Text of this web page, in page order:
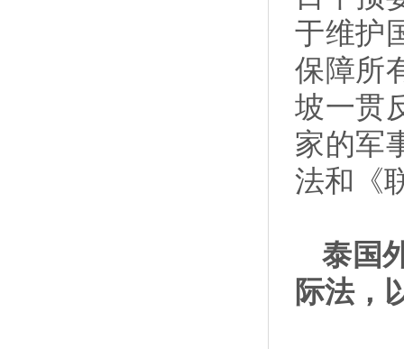
于维护
保障所
坡一贯
家的军
法和《
泰国
际法，